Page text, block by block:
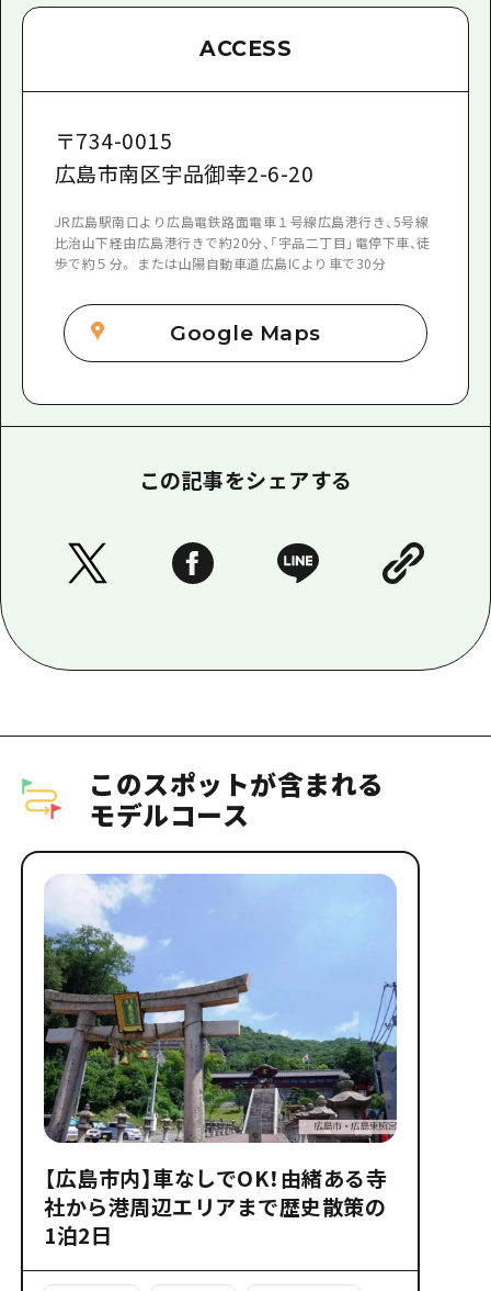
ACCESS
〒734-0015
広島市南区宇品御幸2-6-20
JR広島駅南口より広島電鉄路面電車１号線広島港行き、5号線
比治山下経由広島港行きで約20分、「宇品二丁目」電停下車、徒
歩で約５分。 または山陽自動車道広島ICより車で30分
Google Maps
この記事をシェアする
このスポットが含まれる
モデルコース
【広島市内】車なしでOK！由緒ある寺
社から港周辺エリアまで歴史散策の
1泊2日